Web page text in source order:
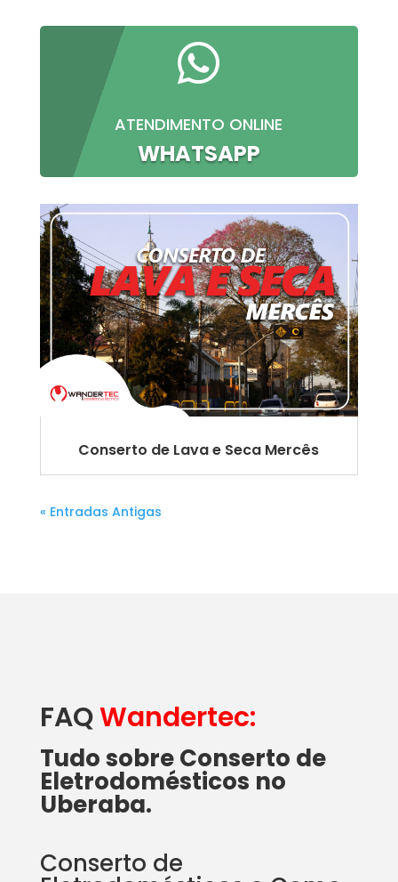

ATENDIMENTO ONLINE
WHATSAPP
Conserto de Lava e Seca Mercês
« Entradas Antigas
FAQWandertec:
Tudo sobre Conserto de
Eletrodomésticos no
Uberaba.
Conserto de